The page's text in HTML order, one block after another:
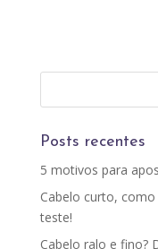
Posts recentes
5 motivos para
Cabelo curto,
teste!
Cabelo ralo e fino?